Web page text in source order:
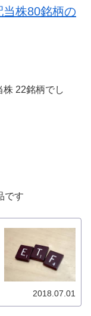
当株80銘柄の
株 22銘柄でし
です
2018.07.01